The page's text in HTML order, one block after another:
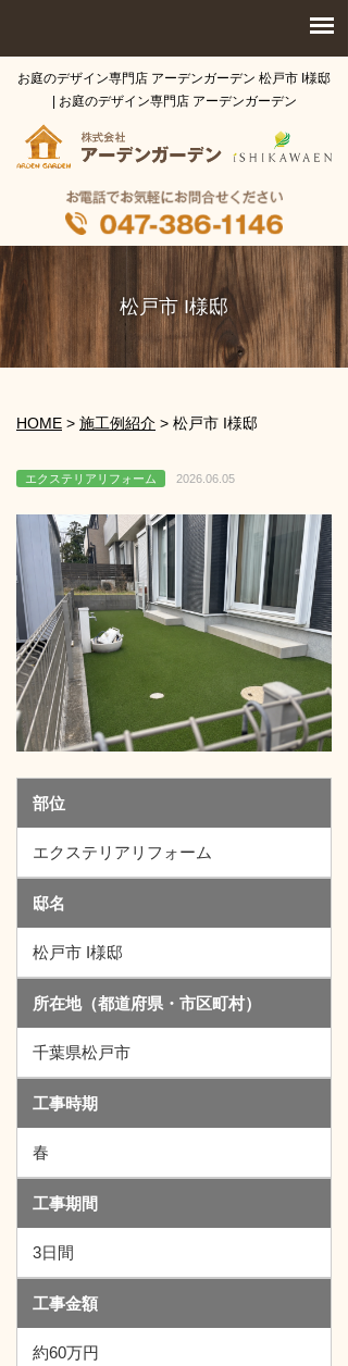
お庭のデザイン専門店 アーデンガーデン 松戸市 I様邸
| お庭のデザイン専門店 アーデンガーデン
松戸市 I様邸
HOME > 施工例紹介 > 松戸市 I様邸
エクステリアリフォーム 2026.06.05
部位
エクステリアリフォーム
邸名
松戸市 I様邸
所在地（都道府県・市区町村）
千葉県松戸市
工事時期
春
工事期間
3日間
工事金額
約60万円